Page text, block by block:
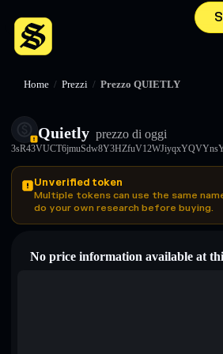
Home / Prezzi / Prezzo QUIETLY
Quietly prezzo di oggi
Unverified token
Multiple tokens can use the same
do your own research before buying.
No price information available at